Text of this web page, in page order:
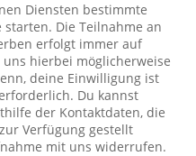
Diensten bestimmte
Die Teilnahme an
erfolgt immer auf
hierbei möglicherweise
deine Einwilligung ist
Du kannst
der Kontaktdaten, die
Verfügung gestellt
mit uns widerrufen.